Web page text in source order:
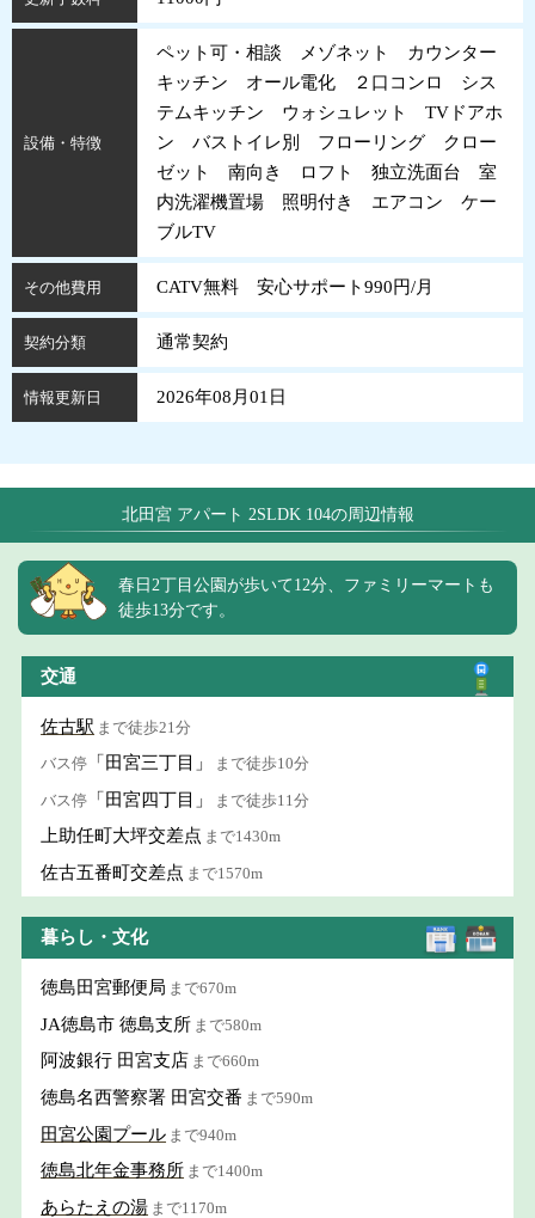
設備・特徴
ペット可・相談 メゾネット カウンター
キッチン オール電化 ２口コンロ シス
テムキッチン ウォシュレット TVドアホ
ン バストイレ別 フローリング クロー
ゼット 南向き ロフト 独立洗面台 室
内洗濯機置場 照明付き エアコン ケー
ブルTV
その他費用 CATV無料 安心サポート990円/月
契約分類 通常契約
情報更新日 2026年08月01日
北田宮 アパート 2SLDK 104の周辺情報
春日2丁目公園が歩いて12分、ファミリーマートも
徒歩13分です。
交通
佐古駅 まで徒歩21分
バス停 「田宮三丁目」 まで徒歩10分
バス停 「田宮四丁目」 まで徒歩11分
上助任町大坪交差点 まで1430m
佐古五番町交差点 まで1570m
暮らし・文化
徳島田宮郵便局 まで670m
JA徳島市 徳島支所 まで580m
阿波銀行 田宮支店 まで660m
徳島名西警察署 田宮交番 まで590m
田宮公園プール まで940m
徳島北年金事務所 まで1400m
あらたえの湯 まで1170m